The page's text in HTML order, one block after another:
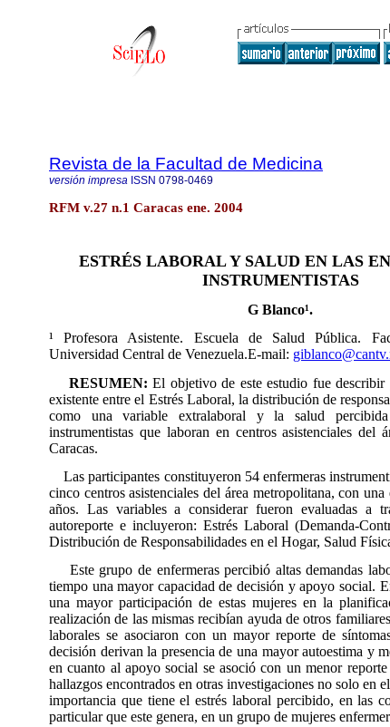
Revista de la Facultad de Medicina
versión impresa ISSN 0798-0469
RFM v.27 n.1 Caracas ene. 2004
ESTRÉS LABORAL Y SALUD EN LAS
INSTRUMENTISTAS
G Blanco¹.
¹ Profesora Asistente. Escuela de Salud Pública.
Universidad Central de Venezuela.E-mail:
RESUMEN:El objetivo de este estudio fue
existente entre el Estrés Laboral, la distribución de
como una variable extralaboral y la salud
instrumentistas que laboran en centros asistenciales del
Caracas.
Las participantes constituyeron 54 enfermeras
cinco centros asistenciales del área metropolitana, con
años. Las variables a considerar fueron evaluadas a
autoreporte e incluyeron: Estrés Laboral (Demanda-
Distribución de Responsabilidades en el Hogar, Salud
Este grupo de enfermeras percibió altas demandas
tiempo una mayor capacidad de decisión y apoyo social.
una mayor participación de estas mujeres en la
realización de las mismas recibían ayuda de otros
laborales se asociaron con un mayor reporte de
decisión derivan la presencia de una mayor autoestima y
en cuanto al apoyo social se asoció con un menor
hallazgos encontrados en otras investigaciones no solo en
importancia que tiene el estrés laboral percibido, en las
particular que este genera, en un grupo de mujeres